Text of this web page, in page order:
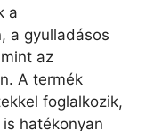
a
a gyulladásos
az
A termék
foglalkozik,
hatékonyan